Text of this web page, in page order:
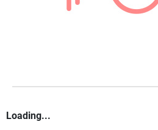
Loading...